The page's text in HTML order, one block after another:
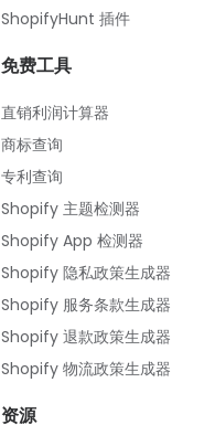
ShopifyHunt 插件
免费工具
直销利润计算器
商标查询
专利查询
Shopify 主题检测器
Shopify App 检测器
Shopify 隐私政策生成器
Shopify 服务条款生成器
Shopify 退款政策生成器
Shopify 物流政策生成器
资源